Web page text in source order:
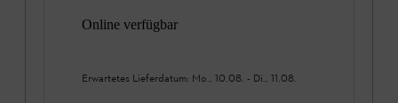
Online verfügbar
Erwartetes Lieferdatum: Mo., 10.08. - Di., 11.08.